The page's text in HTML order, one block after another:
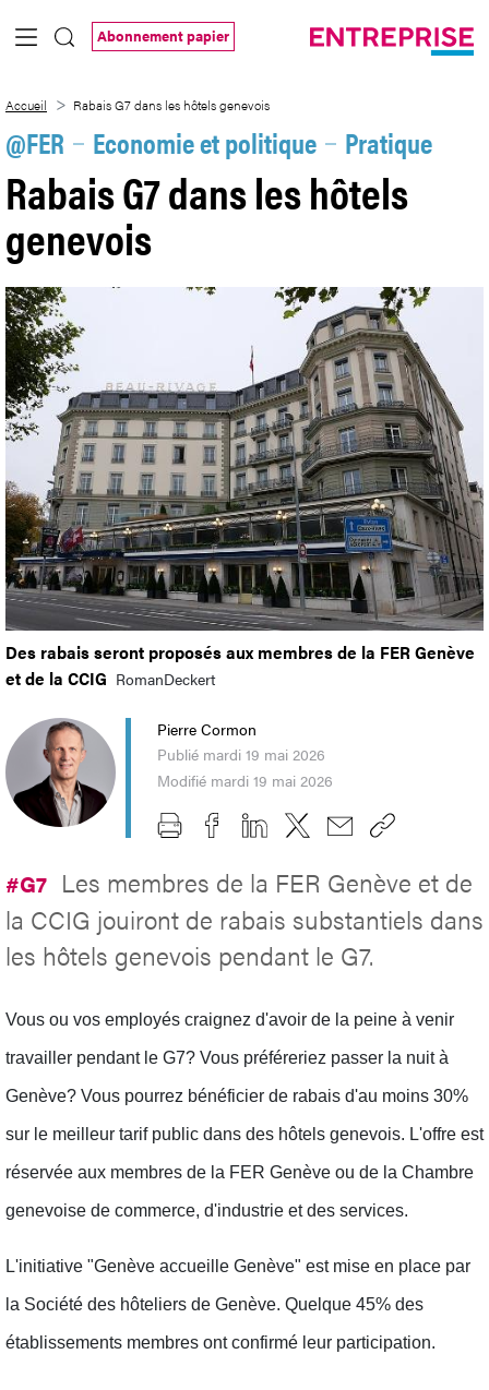
Saut au contenu principal
Abonnement papier
Accueil Rabais G7 dans les hôtels genevois
@FER Economie et politique Pratique
Rabais G7 dans les hôtels
genevois
Des rabais seront proposés aux membres de la FER Genève
et de la CCIG RomanDeckert
Pierre Cormon
Publié mardi 19 mai 2026
Modifié mardi 19 mai 2026
#G7 Les membres de la FER Genève et de
la CCIG jouiront de rabais substantiels dans
les hôtels genevois pendant le G7.
Vous ou vos employés craignez d'avoir de la peine à venir
travailler pendant le G7? Vous préféreriez passer la nuit à
Genève? Vous pourrez bénéficier de rabais d'au moins 30%
sur le meilleur tarif public dans des hôtels genevois. L'offre est
réservée aux membres de la FER Genève ou de la Chambre
genevoise de commerce, d'industrie et des services.
L'initiative "Genève accueille Genève" est mise en place par
la Société des hôteliers de Genève. Quelque 45% des
établissements membres ont confirmé leur participation.